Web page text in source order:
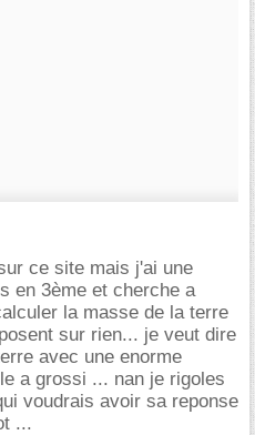
ce site mais j'ai une
en 3ème et cherche a
la masse de la terre
sur rien... je veut dire
avec une enorme
a grossi ... nan je rigoles
voudrais avoir sa reponse
...